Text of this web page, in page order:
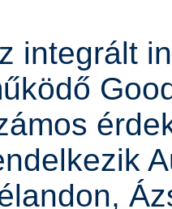
integrált